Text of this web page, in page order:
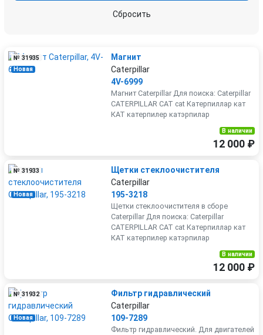
Сбросить
Новая
№ 31935
Магнит
Caterpillar
4V-6999
Магнит Caterpillar Для поиска: Caterpillar
CATERPILLAR CAT cat Катерпиллар кат
КАТ катерпилер катэрпилар
В наличии
12 000 ₽
Новая
№ 31933
Щетки стеклоочистителя
Caterpillar
195-3218
Щетки стеклоочистителя в сборе
Caterpillar Для поиска: Caterpillar
CATERPILLAR CAT cat Катерпиллар кат
КАТ катерпилер катэрпилар
В наличии
12 000 ₽
Новая
№ 31932
Фильтр гидравлический
Caterpillar
109-7289
Фильтр гидравлический. Для двигателей